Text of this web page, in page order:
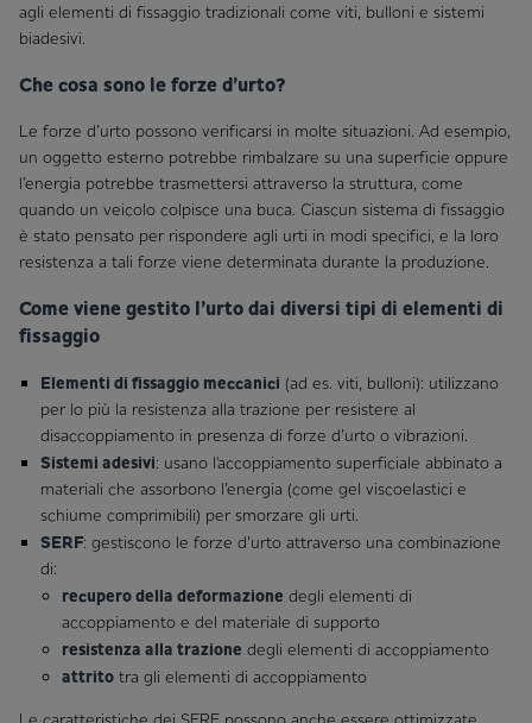
agli elementi di fissaggio tradizionali come viti, bulloni e sistemi
biadesivi.
Che cosa sono le forze d’urto?
Le forze d’urto possono verificarsi in molte situazioni. Ad esempio,
un oggetto esterno potrebbe rimbalzare su una superficie oppure
l’energia potrebbe trasmettersi attraverso la struttura, come
quando un veicolo colpisce una buca. Ciascun sistema di fissaggio
è stato pensato per rispondere agli urti in modi specifici, e la loro
resistenza a tali forze viene determinata durante la produzione.
Come viene gestito l’urto dai diversi tipi di elementi di
fissaggio
Elementi di fissaggio meccanici (ad es. viti, bulloni): utilizzano
per lo più la resistenza alla trazione per resistere al
disaccoppiamento in presenza di forze d’urto o vibrazioni.
Sistemi adesivi: usano l'accoppiamento superficiale abbinato a
materiali che assorbono l’energia (come gel viscoelastici e
schiume comprimibili) per smorzare gli urti.
SERF: gestiscono le forze d’urto attraverso una combinazione
di:
recupero della deformazione degli elementi di
accoppiamento e del materiale di supporto
resistenza alla trazione degli elementi di accoppiamento
attrito tra gli elementi di accoppiamento